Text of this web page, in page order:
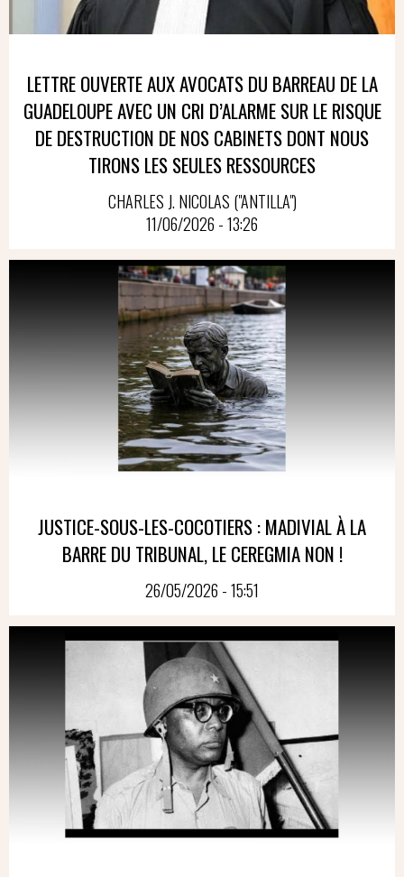
LETTRE OUVERTE AUX AVOCATS DU BARREAU DE LA
GUADELOUPE AVEC UN CRI D’ALARME SUR LE RISQUE
DE DESTRUCTION DE NOS CABINETS DONT NOUS
TIRONS LES SEULES RESSOURCES
CHARLES J. NICOLAS ("ANTILLA")
11/06/2026 - 13:26
JUSTICE-SOUS-LES-COCOTIERS : MADIVIAL À LA
BARRE DU TRIBUNAL, LE CEREGMIA NON !
26/05/2026 - 15:51